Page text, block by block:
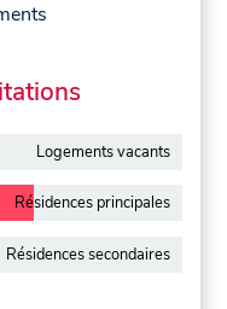
Logements vacants
Résidences principales
Résidences secondaires